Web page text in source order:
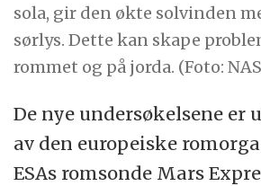
sola, gir den økte solvinden
sørlys. Dette kan skape
rommet og på jorda. (Foto:
De nye undersøkelsene er
av den europeiske
ESAs romsonde Mars